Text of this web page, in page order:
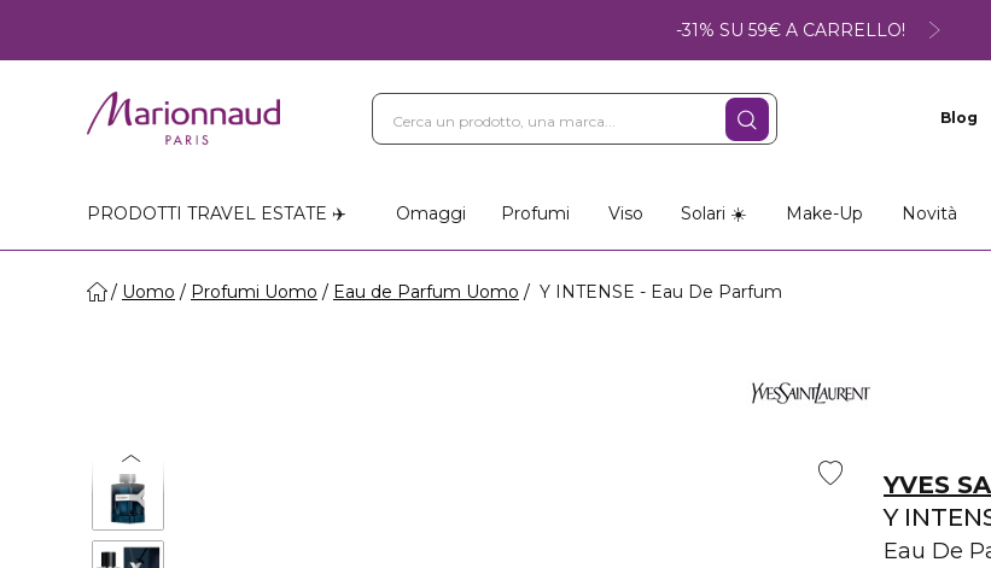
-31% SU 59€ A CARRELLO!
Blog
PRODOTTI TRAVEL ESTATE ✈️ Omaggi Profumi Viso Solari ☀️ Make-Up Novità
Uomo Profumi Uomo Eau de Parfum Uomo Y INTENSE - Eau De Parfum
YVES
Y
Eau De